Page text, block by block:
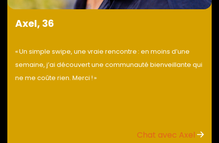
Axel, 36
« Un simple swipe, une vraie rencontre : en moins d’une
semaine, j’ai découvert une communauté bienveillante qui
ne me coûte rien. Merci ! »
Chat avec Axel